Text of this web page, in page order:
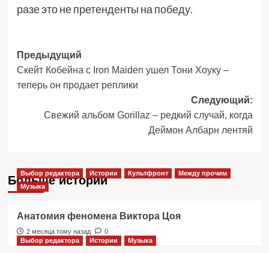
разе это не претенденты на победу.
Навигация
записи
Предыдущий
Скейт Кобейна с Iron Maiden ушел Тони Хоуку –
теперь он продает реплики
Следующий:
Свежий альбом Gorillaz – редкий случай, когда
Деймон Албарн лентяй
Больше историй
Выбор редактора Истории Культфронт
Между прочим
Музыка
Анатомия феномена Виктора Цоя
2 месяца тому назад
0
Выбор редактора
Истории Музыка